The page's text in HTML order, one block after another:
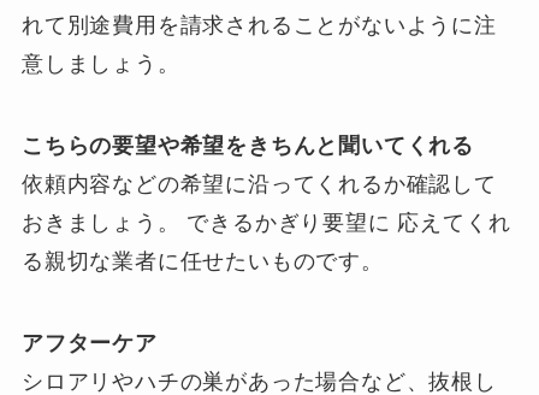
れて別途費用を請求されることがないように注
意しましょう。
こちらの要望や希望をきちんと聞いてくれる
依頼内容などの希望に沿ってくれるか確認して
おきましょう。 できるかぎり要望に 応えてくれ
る親切な業者に任せたいものです。
アフターケア
シロアリやハチの巣があった場合など、抜根し